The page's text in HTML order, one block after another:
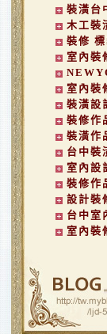
裝潢台
木工裝
裝修
室內裝
室內裝
裝潢設
裝修作
裝潢作
台中裝
室內設
裝修作
設計裝
台中
室內裝